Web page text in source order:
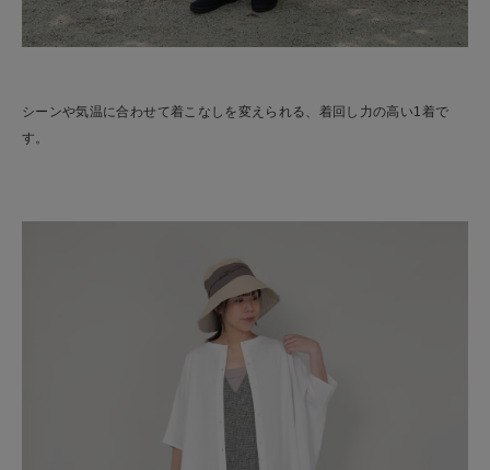
シーンや気温に合わせて着こなしを変えられる、着回し力の高い1着で
す。